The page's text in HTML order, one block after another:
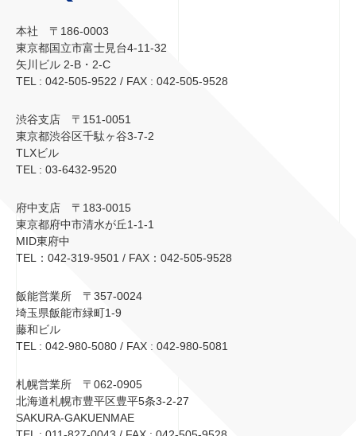
本社 〒186-0003
東京都国立市富士見台4-11-32
矢川ビル 2-B・2-C
TEL : 042-505-9522 / FAX : 042-505-9528
渋谷支店 〒151-0051
東京都渋谷区千駄ヶ谷3-7-2
TLXビル
TEL : 03-6432-9520
府中支店 〒183-0015
東京都府中市清水が丘1-1-1
MID東府中
TEL：042-319-9501 / FAX：042-505-9528
飯能営業所 〒357-0024
埼玉県飯能市緑町1-9
藤和ビル
TEL : 042-980-5080 / FAX : 042-980-5081
札幌営業所 〒062-0905
北海道札幌市豊平区豊平5条3-2-27
SAKURA-GAKUENMAE